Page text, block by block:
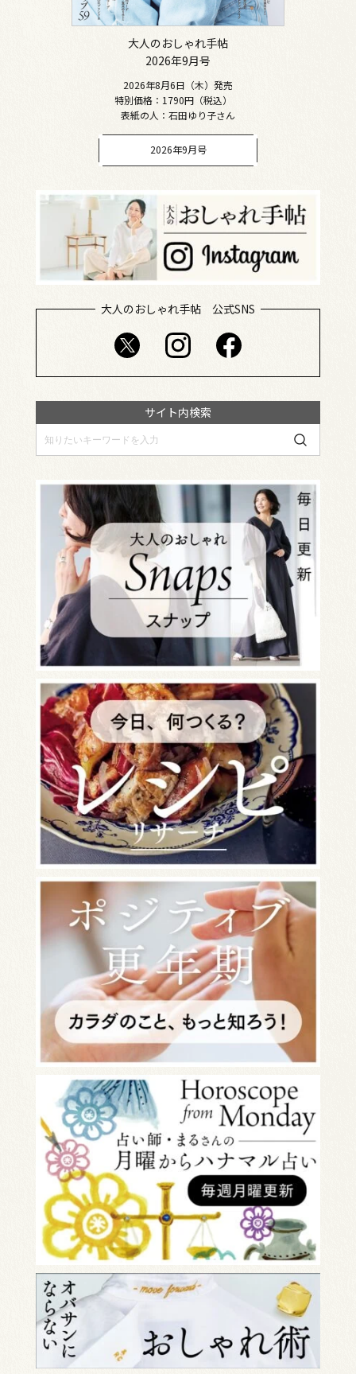
大人のおしゃれ手帖
2026年9月号
2026年8月6日（木）発売
特別価格：1790円（税込）
表紙の人：石田ゆり子さん
2026年9月号
大人のおしゃれ手帖 公式SNS
サイト内検索